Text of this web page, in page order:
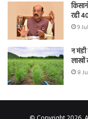
रही
9
न
8